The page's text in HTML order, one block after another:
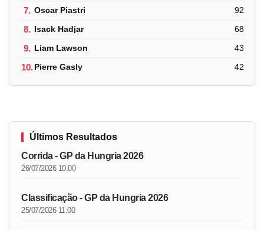
7. Oscar Piastri 92
8. Isack Hadjar 68
9. Liam Lawson 43
10.Pierre Gasly 42
Últimos Resultados
Corrida - GP da Hungria 2026
26/07/2026 10:00
Classificação - GP da Hungria 2026
25/07/2026 11:00